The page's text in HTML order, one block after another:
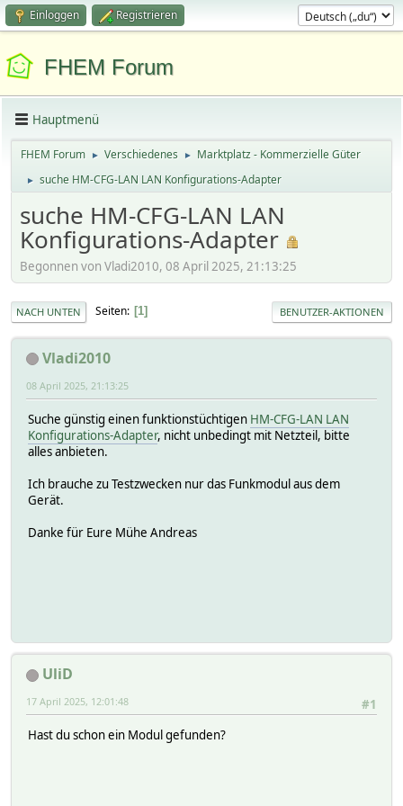
Einloggen Registrieren
FHEM Forum
Hauptmenü
FHEM Forum ► Verschiedenes ► Marktplatz - Kommerzielle Güter
► suche HM-CFG-LAN LAN Konfigurations-Adapter
suche HM-CFG-LAN LAN
Konfigurations-Adapter
Begonnen von Vladi2010, 08 April 2025, 21:13:25
NACH UNTEN Seiten 1 BENUTZER-AKTIONEN
Vladi2010
08 April 2025, 21:13:25
Suche günstig einen funktionstüchtigen HM-CFG-LAN LAN
Konfigurations-Adapter, nicht unbedingt mit Netzteil, bitte
alles anbieten.
Ich brauche zu Testzwecken nur das Funkmodul aus dem
Gerät.
Danke für Eure Mühe Andreas
UliD
#1
17 April 2025, 12:01:48
Hast du schon ein Modul gefunden?